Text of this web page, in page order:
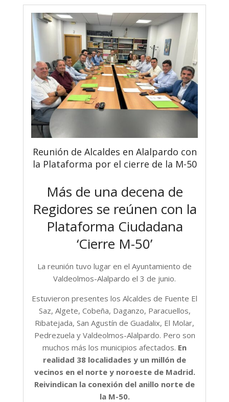
Reunión de Alcaldes en Alalpardo con
la Plataforma por el cierre de la M-50
Más de una decena de
Regidores se reúnen con la
Plataforma Ciudadana
‘Cierre M-50’
La reunión tuvo lugar en el Ayuntamiento de
Valdeolmos-Alalpardo el 3 de junio.
Estuvieron presentes los Alcaldes de Fuente El
Saz, Algete, Cobeña, Daganzo, Paracuellos,
Ribatejada, San Agustín de Guadalix, El Molar,
Pedrezuela y Valdeolmos-Alalpardo. Pero son
muchos más los municipios afectados. En
realidad 38 localidades y un millón de
vecinos en el norte y noroeste de Madrid.
Reivindican la conexión del anillo norte de
la M-50.